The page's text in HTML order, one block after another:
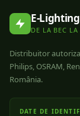
E-
DE LA BEC
Distribuitor
Philips, OSRAM,
România.
DATE DE